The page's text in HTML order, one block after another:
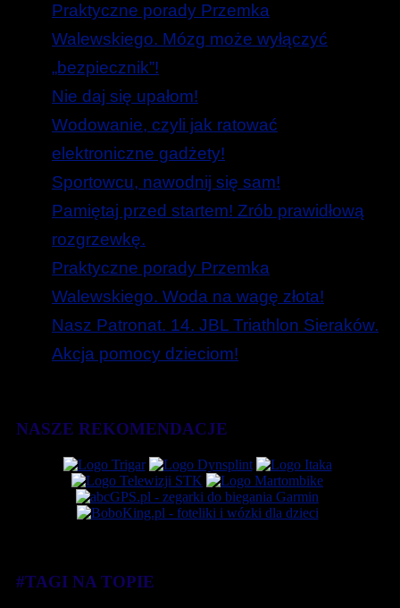
Praktyczne porady Przemka
Walewskiego. Mózg może wyłączyć
„bezpiecznik”!
Nie daj się upałom!
Wodowanie, czyli jak ratować
elektroniczne gadżety!
Sportowcu, nawodnij się sam!
Pamiętaj przed startem! Zrób prawidłową
rozgrzewkę.
Praktyczne porady Przemka
Walewskiego. Woda na wagę złota!
Nasz Patronat. 14. JBL Triathlon Sieraków.
Akcja pomocy dzieciom!
NASZE REKOMENDACJE
#TAGI NA TOPIE